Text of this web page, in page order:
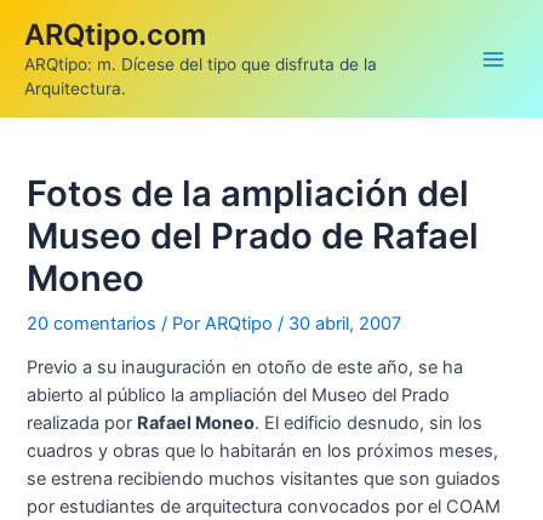
contenido
ARQtipo.com
ARQtipo: m. Dícese del tipo que disfruta de la
Arquitectura.
Fotos de la ampliación del
Museo del Prado de Rafael
Moneo
20 comentarios / PorARQtipo/ 30 abril, 2007
Previo a su inauguración en otoño de este año, se ha
abierto al público la ampliación del Museo del Prado
realizada por Rafael Moneo. El edificio desnudo, sin los
cuadros y obras que lo habitarán en los próximos meses,
se estrena recibiendo muchos visitantes que son guiados
por estudiantes de arquitectura convocados por el COAM